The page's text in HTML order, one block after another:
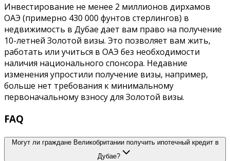
Инвестирование не менее 2 миллионов дирхамов
ОАЭ (примерно 430 000 фунтов стерлингов) в
недвижимость в Дубае дает вам право на получение
10-летней Золотой визы. Это позволяет вам жить,
работать или учиться в ОАЭ без необходимости
наличия национального спонсора. Недавние
изменения упростили получение визы, например,
больше нет требования к минимальному
первоначальному взносу для Золотой визы.
FAQ
Могут ли граждане Великобритании получить ипотечный кредит в
Дубае?